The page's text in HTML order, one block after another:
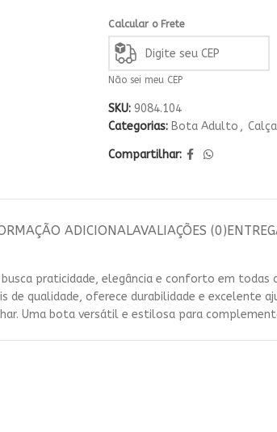
já
Calcular o Frete
Não sei meu CEP
SKU: 9084.104
Categorias: Bota Adulto ,
Compartilhar:
ADICIONALAVALIAÇÕES (0)
praticidade, elegância e conforto em todas
de qualidade, oferece durabilidade e excelente
Uma bota versátil e estilosa para